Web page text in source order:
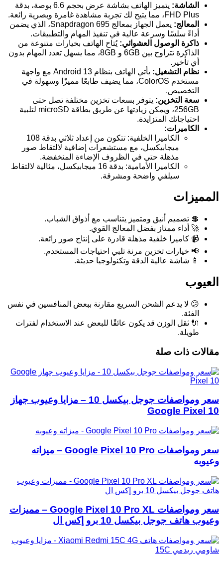
الشاشة:
يتميز الهاتف بشاشة عرض بحجم 6.6 بوصة، بدقة
FHD Plus، مما يتيح لك تجربة مشاهدة غامرة وبصرية رائعة.
المعالج:
يعمل الجهاز بمعالج Snapdragon 695، الذي يضمن
أداءً سلسًا وسرعة عالية في تنفيذ المهام والتطبيقات.
ذاكرة الوصول العشوائي: يُتاح الهاتف بخيارات متنوعة من
الذاكرة تتراوح بين 6GB و 8GB، مما يسهل تعدد المهام بدون
أي تأخير.
نظام التشغيل:
يأتي الهاتف بنظام Android 13 مع واجهة
مستخدم ColorOS، مما يضيف طابعًا مميزًا وسهولة في
التخصيص.
سعة التخزين: يتوفر بسعات تخزين مختلفة تصل حتى
256GB، ويمكن زيادتها عن طريق بطاقة microSD لتلبية
احتياجاتك المتزايدة.
الكاميرات:
الكاميرا الخلفية: تتكون من إعداد ثلاثي بدقة 108
ميجابيكسل، مع مستشعرات إضافية لالتقاط صور
مذهلة حتى في الظروف الإضاءة المنخفضة.
الكاميرا الأمامية: بدقة 16 ميجابيكسل، مثالية لالتقاط
سيلفي واضحة ومشرقة.
المميزات
💲 تصميم أنيق ومتميز يتناسب مع أذواق الشباب.
🚀 أداء ممتاز بفضل المعالج القوي.
📹 كاميرا خلفية مذهلة قادرة على إنتاج صور رائعة.
📢 خيارات تخزين مرنة تلبي احتياجات المستخدم.
📱 شاشة عالية الدقة وتكنولوجيا حديثة.
العيوب
😕 لا يدعم الشحن السريع مقارنة ببعض المنافسين في نفس
الفئة.
🔌 ثقل الوزن قد يكون عائقًا للبعض عند الاستخدام لفترات
طويلة.
مقالات ذات صلة
سعر ومواصفات جوجل بيكسل 10 – مزايا وعيوب جهاز
Google Pixel 10
سعر ومواصفات Google Pixel 10 Pro – ميزاته
وعيوبه
سعر ومواصفات Google Pixel 10 Pro XL – مميزات
وعيوب هاتف جوجل بيكسل 10 برو إكس ال